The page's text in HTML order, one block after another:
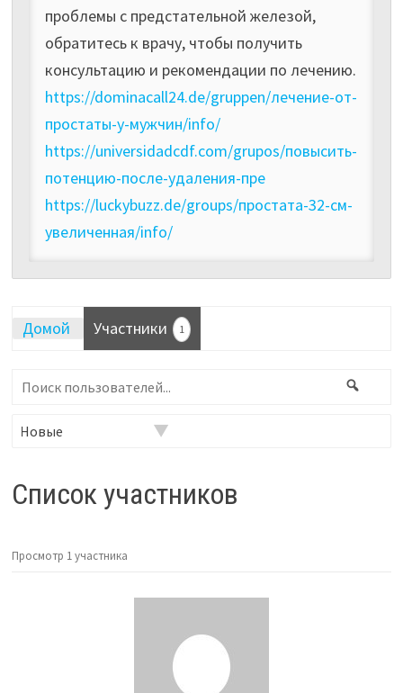
проблемы с предстательной железой,
обратитесь к врачу, чтобы получить
консультацию и рекомендации по лечению.
https://dominacall24.de/gruppen/лечение-от-
простаты-у-мужчин/info/
https://universidadcdf.com/grupos/повысить-
потенцию-после-удаления-пре
https://luckybuzz.de/groups/простата-32-см-
увеличенная/info/
Домой Участники 1
Поиск
Список участников
Просмотр 1 участника